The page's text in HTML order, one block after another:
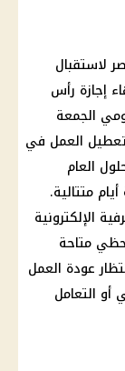
لاستقبال
2026، عقب انتهاء إجازة رأس
الجمعة
تعطيل العمل في
حلول العام
أيام متتالية.
الإلكترونية
متاحة
عودة العمل
أو التعامل